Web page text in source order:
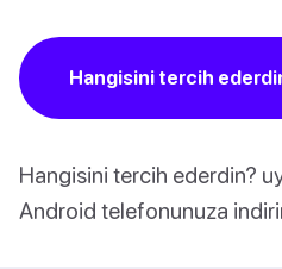
Hangisini tercih
Hangisini tercih ederdin?
Android telefonunuza